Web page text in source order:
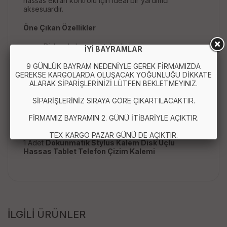
aksesuardır.
Öne Çıkan Özellikler
Disk uçlu hassas stylus kalem
Dokunmatik ekranlar için universal tasarım
Çizim, not alma ve tasarım için ideal
Ergonomik ve hafif gövde yapısı
Stabil ve hassas dokunmatik kontrol
Paket İçeriği :
1 Adet Dokunmatik Stylus Kalem Disk Uçlu
Hassas Tablet Telefon Çizim Kalemi
İLGİLİ ÜRÜNLER
İYİ BAYRAMLAR
9 GÜNLÜK BAYRAM NEDENİYLE GEREK FİRMAMIZDA
GEREKSE KARGOLARDA OLUŞACAK YOĞUNLUĞU DİKKATE
ALARAK SİPARİŞLERİNİZİ LÜTFEN BEKLETMEYINIZ.
SİPARİŞLERİNİZ SIRAYA GÖRE ÇIKARTILACAKTIR.
FİRMAMIZ BAYRAMIN 2. GÜNÜ İTİBARİYLE AÇIKTIR.
TEX KARGO PAZAR GÜNÜ DE AÇIKTIR.